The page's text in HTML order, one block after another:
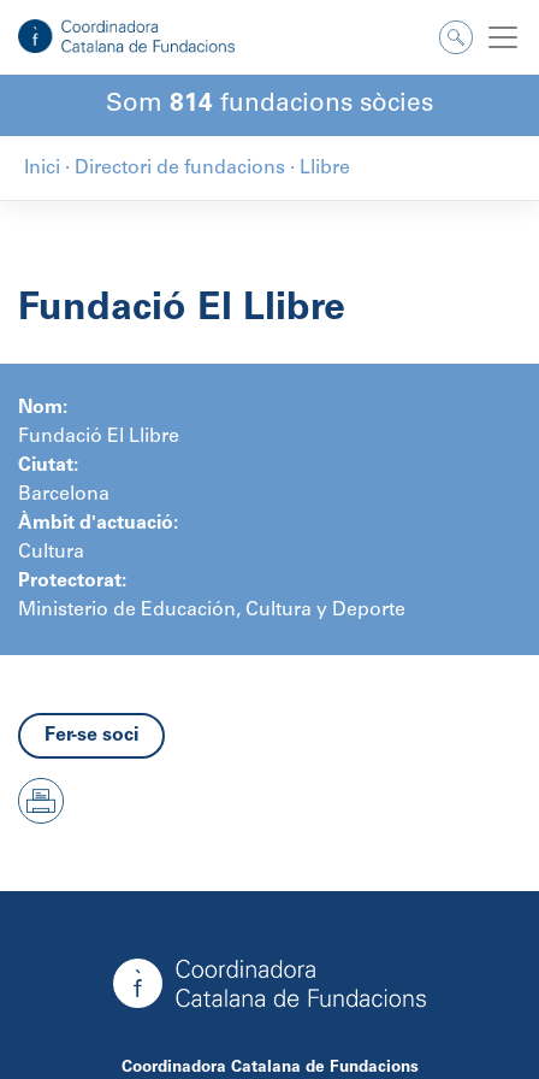
contingut
Som 814 fundacions sòcies
Inici · Directori de fundacions · Llibre
Fundació El Llibre
Nom:
Fundació El Llibre
Ciutat:
Barcelona
Àmbit d'actuació:
Cultura
Protectorat:
Ministerio de Educación, Cultura y Deporte
Fer-se soci
Coordinadora Catalana de Fundacions